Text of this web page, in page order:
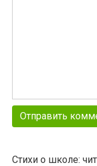
Стихи о школе: